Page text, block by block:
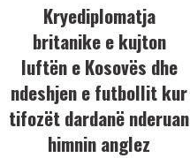
Kryediplomatja
britanike e kujton
luftën e Kosovës dhe
ndeshjen e futbollit kur
tifozët dardanë nderuan
himnin anglez